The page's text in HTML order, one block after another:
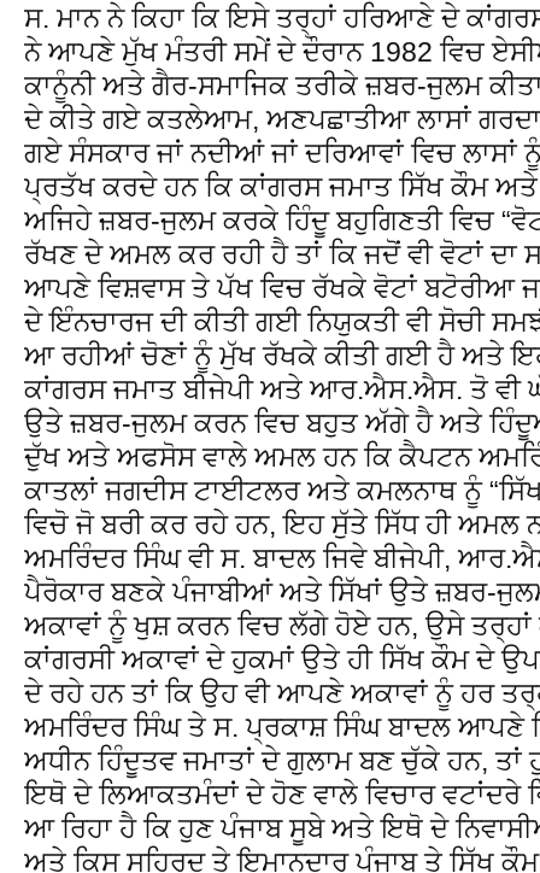
ਸ. ਮਾਨ ਨੇ ਕਿਹਾ ਕਿ ਇਸੇ ਤਰ੍ਹਾਂ ਹਰਿਆਣੇ ਦੇ
ਨੇ ਆਪਣੇ ਮੁੱਖ ਮੰਤਰੀ ਸਮੇਂ ਦੇ ਦੌਰਾਨ 1982 ਵਿਚ
ਕਾਨੂੰਨੀ ਅਤੇ ਗੈਰ-ਸਮਾਜਿਕ ਤਰੀਕੇ ਜ਼ਬਰ-ਜੁਲਮ
ਦੇ ਕੀਤੇ ਗਏ ਕਤਲੇਆਮ, ਅਣਪਛਾਤੀਆ ਲਾਸਾਂ
ਗਏ ਸੰਸਕਾਰ ਜਾਂ ਨਦੀਆਂ ਜਾਂ ਦਰਿਆਵਾਂ ਵਿਚ
ਪ੍ਰਤੱਖ ਕਰਦੇ ਹਨ ਕਿ ਕਾਂਗਰਸ ਜਮਾਤ ਸਿੱਖ ਕੌਮ ਅਤੇ
ਅਜਿਹੇ ਜ਼ਬਰ-ਜੁਲਮ ਕਰਕੇ ਹਿੰਦੂ ਬਹੁਗਿਣਤੀ ਵਿਚ
ਰੱਖਣ ਦੇ ਅਮਲ ਕਰ ਰਹੀ ਹੈ ਤਾਂ ਕਿ ਜਦੋਂ ਵੀ ਵੋਟਾਂ ਦਾ
ਆਪਣੇ ਵਿਸ਼ਵਾਸ ਤੇ ਪੱਖ ਵਿਚ ਰੱਖਕੇ ਵੋਟਾਂ ਬਟੋਰੀਆ
ਦੇ ਇੰਨਚਾਰਜ ਦੀ ਕੀਤੀ ਗਈ ਨਿਯੁਕਤੀ ਵੀ ਸੋਚੀ
ਆ ਰਹੀਆਂ ਚੋਣਾਂ ਨੂੰ ਮੁੱਖ ਰੱਖਕੇ ਕੀਤੀ ਗਈ ਹੈ ਅਤੇ ਇਹ
ਕਾਂਗਰਸ ਜਮਾਤ ਬੀਜੇਪੀ ਅਤੇ ਆਰ.ਐਸ.ਐਸ. ਤੋ ਵੀ
ਉਤੇ ਜ਼ਬਰ-ਜੁਲਮ ਕਰਨ ਵਿਚ ਬਹੁਤ ਅੱਗੇ ਹੈ ਅਤੇ
ਦੁੱਖ ਅਤੇ ਅਫਸੋਸ ਵਾਲੇ ਅਮਲ ਹਨ ਕਿ ਕੈਪਟਨ
ਕਾਤਲਾਂ ਜਗਦੀਸ ਟਾਈਟਲਰ ਅਤੇ ਕਮਲਨਾਥ ਨੂੰ
ਵਿਚੋ ਜੋ ਬਰੀ ਕਰ ਰਹੇ ਹਨ, ਇਹ ਸੁੱਤੇ ਸਿੱਧ ਹੀ
ਅਮਰਿੰਦਰ ਸਿੰਘ ਵੀ ਸ. ਬਾਦਲ ਜਿਵੇ ਬੀਜੇਪੀ,
ਪੈਰੋਕਾਰ ਬਣਕੇ ਪੰਜਾਬੀਆਂ ਅਤੇ ਸਿੱਖਾਂ ਉਤੇ ਜ਼ਬਰ-
ਅਕਾਵਾਂ ਨੂੰ ਖੁਸ਼ ਕਰਨ ਵਿਚ ਲੱਗੇ ਹੋਏ ਹਨ, ਉਸੇ
ਕਾਂਗਰਸੀ ਅਕਾਵਾਂ ਦੇ ਹੁਕਮਾਂ ਉਤੇ ਹੀ ਸਿੱਖ ਕੌਮ ਦੇ
ਦੇ ਰਹੇ ਹਨ ਤਾਂ ਕਿ ਉਹ ਵੀ ਆਪਣੇ ਅਕਾਵਾਂ ਨੂੰ ਹਰ
ਅਮਰਿੰਦਰ ਸਿੰਘ ਤੇ ਸ. ਪ੍ਰਕਾਸ਼ ਸਿੰਘ ਬਾਦਲ ਆਪਣੇ
ਅਧੀਨ ਹਿੰਦੂਤਵ ਜਮਾਤਾਂ ਦੇ ਗੁਲਾਮ ਬਣ ਚੁੱਕੇ ਹਨ,
ਇਥੋ ਦੇ ਲਿਆਕਤਮੰਦਾਂ ਦੇ ਹੋਣ ਵਾਲੇ ਵਿਚਾਰ
ਆ ਰਿਹਾ ਹੈ ਕਿ ਹੁਣ ਪੰਜਾਬ ਸੂਬੇ ਅਤੇ ਇਥੋ ਦੇ
ਅਤੇ ਕਿਸ ਸੁਹਿਰਦ ਤੇ ਇਮਾਨਦਾਰ ਪੰਜਾਬ ਤੇ ਸਿੱਖ